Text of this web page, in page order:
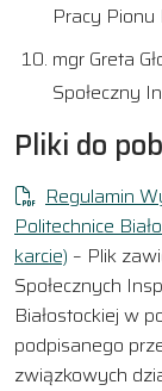
Pracy
mgr Greta
Społeczny
Pliki do
Regulamin
Politechnice
karcie) – Plik
Społecznych
Białostockiej w
podpisanego
związkowych